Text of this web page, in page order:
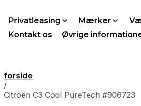
til
indhold
Privatleasing Mærker
Kontakt os
Øvrige
forside
/
Citroën C3 Cool PureTech #906723